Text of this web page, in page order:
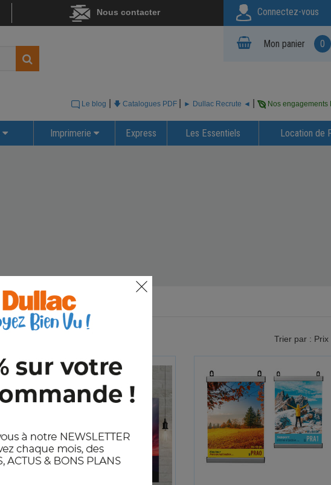
Nous contacter Connectez-vous
Mon panier 0
Le blog 🡇 Catalogues PDF ► Dullac Recrute ◄ Nos engagements
Imprimerie Express Les Essentiels Location de
Trier par : Prix